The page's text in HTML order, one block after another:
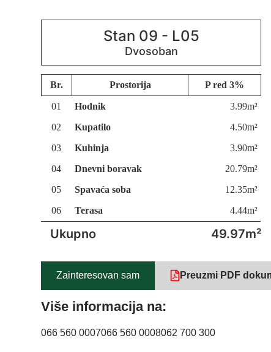
Stan 09 - L05
Br. Prostorija P red 3%
01 Hodnik
3.99m²
02
Kupatilo
4.50m²
03
Kuhinja
3.90m²
04
Dnevni boravak
20.79m²
05
Spavaća soba
12.35m²
06
Terasa 4.44m²
Ukupno 49.97m²
Zainteresovan sam Preuzmi PDF
Više informacija na:
066 560 0007066 560 0008062 700 300